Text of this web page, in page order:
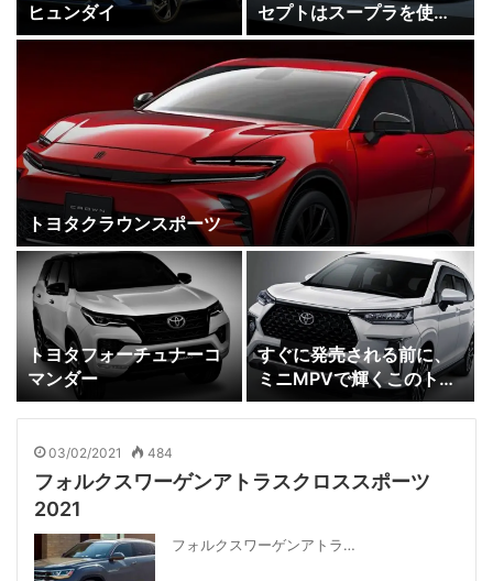
トヨタクラウンスポーツ
ヒュンダイ
セプトはスープラを使用
しない実際のレースカー
を明らかにします
トヨタフォーチュナーコ
マンダー
すぐに発売される前に、
ミニMPVで輝くこのトヨ
タベロスを共有してくだ
03/02/2021 484
フォルクスワーゲンアトラスクロススポーツ
2021
フォルクスワーゲンアトラ…